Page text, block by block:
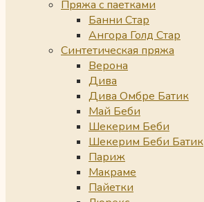
Пряжа с паетками
Банни Стар
Ангора Голд Стар
Синтетическая пряжа
Верона
Дива
Дива Омбре Батик
Май Беби
Шекерим Беби
Шекерим Беби Батик
Париж
Макраме
Пайетки